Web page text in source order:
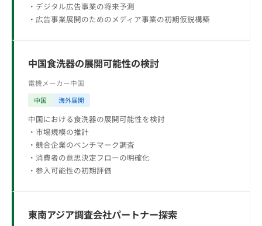
・デジタル広告事業の将来予測
・広告事業展開のためのメディア事業の初期仮説構築
中国食洗器の展開可能性の検討
電機メーカー中国
中国 海外展開
中国における食洗器の展開可能性を検討
・市場規模の推計
・競合企業のベンチマーク調査
・消費者の意思決定フローの明確化
・参入可能性の初期評価
東南アジア調査会社パートナー探索